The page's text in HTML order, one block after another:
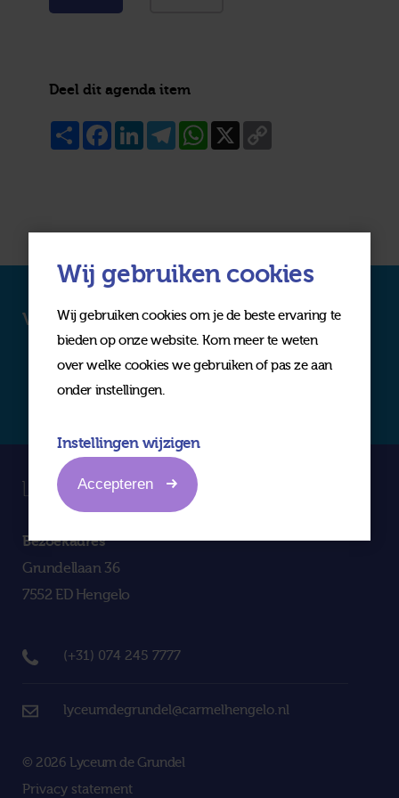
Deel dit agenda item
Share FacebookLinkedInTelegramWhatsApp
Volg ons op social media
Bezoekadres
Grundellaan 36
7552 ED Hengelo
(+31) 074 245 7777
lyceumdegrundel@carmelhengelo.nl
© 2026 Lyceum de Grundel
Privacy statement
Wij gebruiken cookies
Wij gebruiken cookies om je de beste ervaring te
bieden op onze website. Kom meer te weten
over welke cookies we gebruiken of pas ze aan
onder instellingen.
Instellingen wijzigen
Accepteren